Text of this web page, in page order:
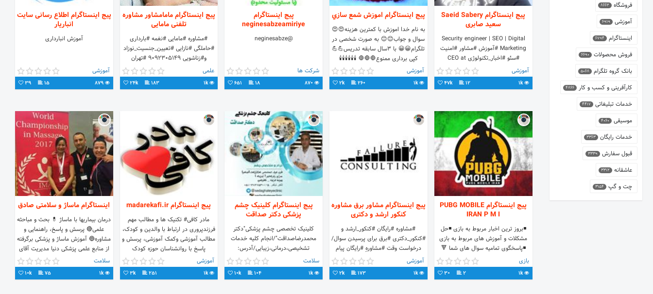
پیج اینستاگرام Saeid Sabery
سعید صابری
Security engineer | SEO | Digital
Marketing #آموزش #مشاور #امنیت
#سئو #اخبار_تکنولوژی CEO at
LemonDesign 🇮🇷 CEO at
NeTFixed 🇮🇷
آموزشی
1k
12
47k
پیج اینستاگرام اموزش شمع سازي
به نام خدا اموزش با کمترین هزینه😍😍
سوال و جواب😊😊 به صورت شخصی در
تلگرام😀😀 با ۳سال سابقه تدریس💪💪
کپی برداری ممنوع🛑🛑🛑 🕯🕯🕯🕯🕯🕯
فروشی نیست
آموزشی
1k
260
2k
پیج اینستاگرام
neginesabzeamiriye
@neginesabze
شرکت ها
870
18
651
پیج اینستاگرام مامامشاور مشاوره
تلفنی مامایی
#مشاوره #مامایی #نغمه #بارداری
#حاملگی #نازایی #تعیین_جنسیت_نوزاد
و#زناشویی 9092305149 #تهران
9099070656 #ایران #مامامشاور تماس
از تلفن ثابت
علمی
1k
183
24k
پیج اینستاگرام اطلاع رسانی سایت
انباریار
آموزش انبارداری
آموزشی
879
15
39
پیج اینستاگرام PUBG MOBILE
IRAN P M I
◾️بروز ترین اخبار مربوط به بازی ◾️حل
مشکلات و آموزش های مربوط به بازی
◾️پاسخگوی تمامیه سوال های شما 🔻
اطلاعات و مطالب بیشتر در کانال با
VPN وارد شوید
بازی
1k
2
30
پیج اینستاگرام مشاور برق مشاوره
کنکور ارشد و دکتری
#مشاوره #رایگان #کنکور_ارشد و
#کنکور_دکتری #برق برای پرسیدن سوال/
درخواست وقت #مشاورهِ #رایگان پیام
بدین. به امید پیروزی همه مون ممنون از
حمایت‌تون
آموزشی
1k
173
2k
پیج اینستاگرام کلینیک چشم
پزشکی دکتر صداقت
کلینیک تخصصی چشم پزشکی"دکتر
محمدرضاصداقت"/انجام کلیه خدمات
تشخیصی،درمانی،زیبایی/آدرس:
مشهد_احمدآباد_ملاصدرا 2_ابتدای
دادگر_پلاک1/1 تلفن 5-38475301-051
سلامت
1k
104
10k
پیج اینستاگرام madarekafi.ir
مادر کافی# تکنیک ها و مطالب مهم
فرزندپروری در ارتباط با والدین و کودک،
مطالب آموزشی و‌کمک آموزشی، پرسش و
پاسخ با روانشناسان حوزه کودک
آموزشی
1k
251
3k
اینستاگرام ماساژ و سلامتی صادق
درمان بیماریها با ماساژ 💊 بحث و مباحثه
علمی🔴 پرسش و پاسخ، راهنمایی و
مشاوره🔵️ آموزش ماساژ و پزشکی برگرفته
از منابع علمی پزشکی دنیا مدیریت آقای
صادق تلگرام @massagesadegh تماس
09036102388 آموزش ماساژ بهمراه
مدرک معتبر
سلامت
1k
75
10k
فروشگاه 8662
آموزشی 6919
اینستاگرام 6794
فروش محصولات 6690
بانک گروه تلگرام 5068
کارآفرینی و کسب و کار 4866
خدمات تبلیغاتی 4417
موسیقی 4060
خدمات رایگان 3363
قبول سفارش 3339
عاشقانه 3312
چت و گپ 3154